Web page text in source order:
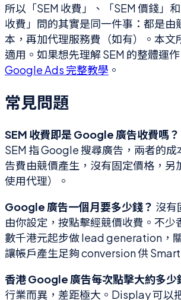
所以「SEM 收費」、「SEM 價錢」
收費」問的其實是同一件事：都是由
本，再加代理服務費（如有）。本文
適用。如果想先理解 SEM 的整體運
Google Ads 完整教學 。
常見問題
SEM 收費即是 Google 廣告收費嗎？
SEM 指 Google 搜尋廣告，兩者的
告費由競價產生，沒有固定價格，另
使用代理）。
Google 廣告一個月要多少錢？ 沒有
由你設定，按點擊經競價收費。不少
數千港元起步做 lead generation，
讓帳戶產生足夠 conversion 供
香港 Google 廣告每次點擊大約多少
行業而異，差距極大。Display 可以